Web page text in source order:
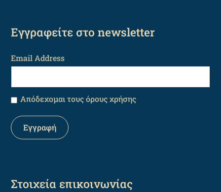
Εγγραφείτε στο newsletter
Email Address
Απόδεχομαι τους όρους χρήσης
Στοιχεία επικοινωνίας